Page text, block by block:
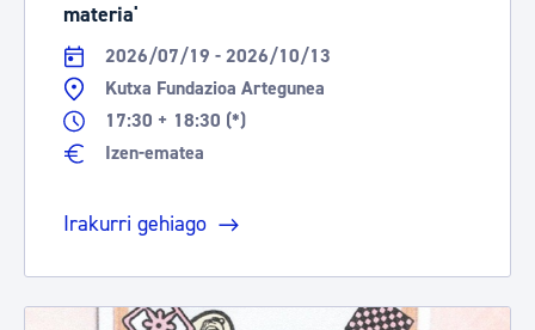
materia'
2026/07/19 - 2026/10/13
Kutxa Fundazioa Artegunea
17:30 + 18:30 (*)
Izen-ematea
Irakurri gehiago